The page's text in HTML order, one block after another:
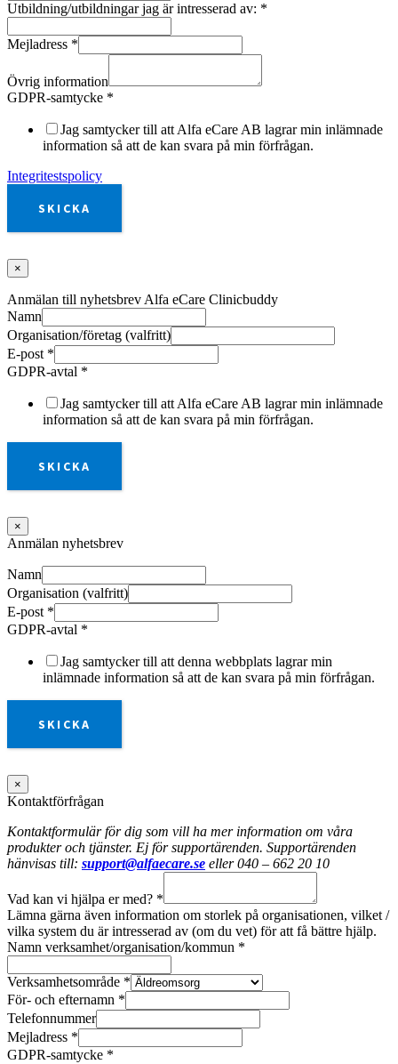
Utbildning/utbildningar jag är intresserad av: *
Mejladress *
Övrig information
GDPR-samtycke *
Jag samtycker till att Alfa eCare AB lagrar min inlämnade
information så att de kan svara på min förfrågan.
Integritestspolicy
SKICKA
×
Anmälan till nyhetsbrev Alfa eCare Clinicbuddy
Namn
Organisation/företag (valfritt)
E-post *
GDPR-avtal *
Jag samtycker till att Alfa eCare AB lagrar min inlämnade
information så att de kan svara på min förfrågan.
SKICKA
×
Anmälan nyhetsbrev
Namn
Organisation (valfritt)
E-post *
GDPR-avtal *
Jag samtycker till att denna webbplats lagrar min
inlämnade information så att de kan svara på min förfrågan.
SKICKA
×
Kontaktförfrågan
Kontaktformulär för dig som vill ha mer information om våra
produkter och tjänster. Ej för supportärenden. Supportärenden
hänvisas till: support@alfaecare.se eller 040 – 662 20 10
Vad kan vi hjälpa er med? *
Lämna gärna även information om storlek på organisationen, vilket /
vilka system du är intresserad av (om du vet) för att få bättre hjälp.
Namn verksamhet/organisation/kommun *
Verksamhetsområde *
För- och efternamn *
Telefonnummer
Mejladress *
GDPR-samtycke *